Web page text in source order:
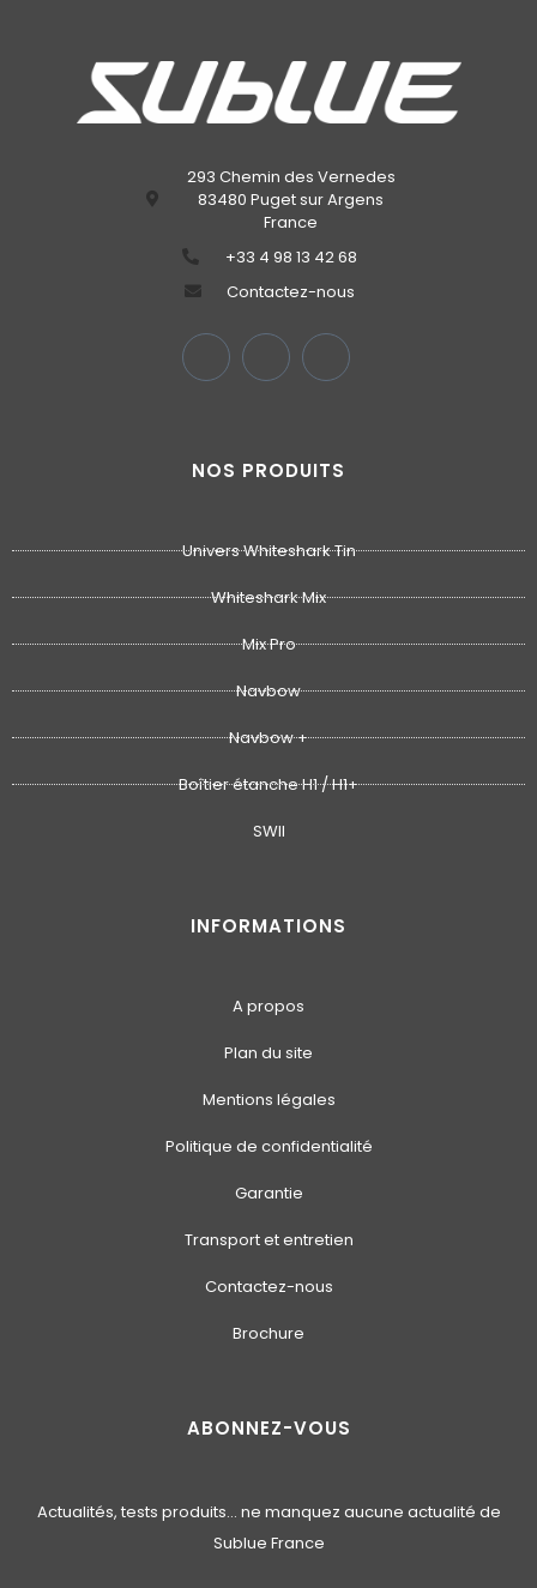
293 Chemin des Vernedes
83480 Puget sur Argens
France
‭+33 4 98 13 42 68‬
Contactez-nous
NOS PRODUITS
Univers Whiteshark Tin
Whiteshark Mix
Mix Pro
Navbow
Navbow +
Boîtier étanche H1 / H1+
SWII
INFORMATIONS
A propos
Plan du site
Mentions légales
Politique de confidentialité
Garantie
Transport et entretien
Contactez-nous
Brochure
ABONNEZ-VOUS
Actualités, tests produits… ne manquez aucune actualité de
Sublue France